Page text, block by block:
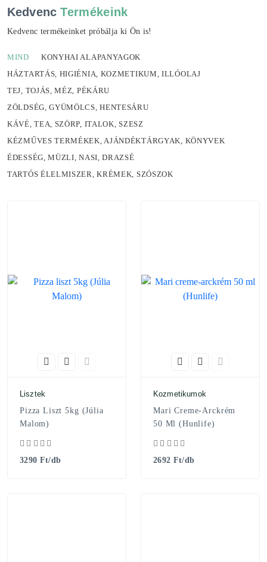
KedvencTermékeink
Kedvenc termékeinket próbálja ki Ön is!
MIND
KONYHAI ALAPANYAGOK
HÁZTARTÁS, HIGIÉNIA, KOZMETIKUM, ILLÓOLAJ
TEJ, TOJÁS, MÉZ, PÉKÁRU
ZÖLDSÉG, GYÜMÖLCS, HENTESÁRU
KÁVÉ, TEA, SZÖRP, ITALOK, SZESZ
KÉZMŰVES TERMÉKEK, AJÁNDÉKTÁRGYAK, KÖNYVEK
ÉDESSÉG, MÜZLI, NASI, DRAZSÉ
TARTÓS ÉLELMISZER, KRÉMEK, SZÓSZOK
Lisztek
Pizza Liszt 5kg (Júlia
Malom)
3290 Ft/db
Kozmetikumok
Mari Creme-Arckrém
50 Ml (Hunlife)
2692 Ft/db